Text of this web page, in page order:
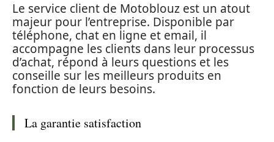
Le service client de Motoblouz est un atout
majeur pour l’entreprise. Disponible par
téléphone, chat en ligne et email, il
accompagne les clients dans leur processus
d’achat, répond à leurs questions et les
conseille sur les meilleurs produits en
fonction de leurs besoins.
La garantie satisfaction